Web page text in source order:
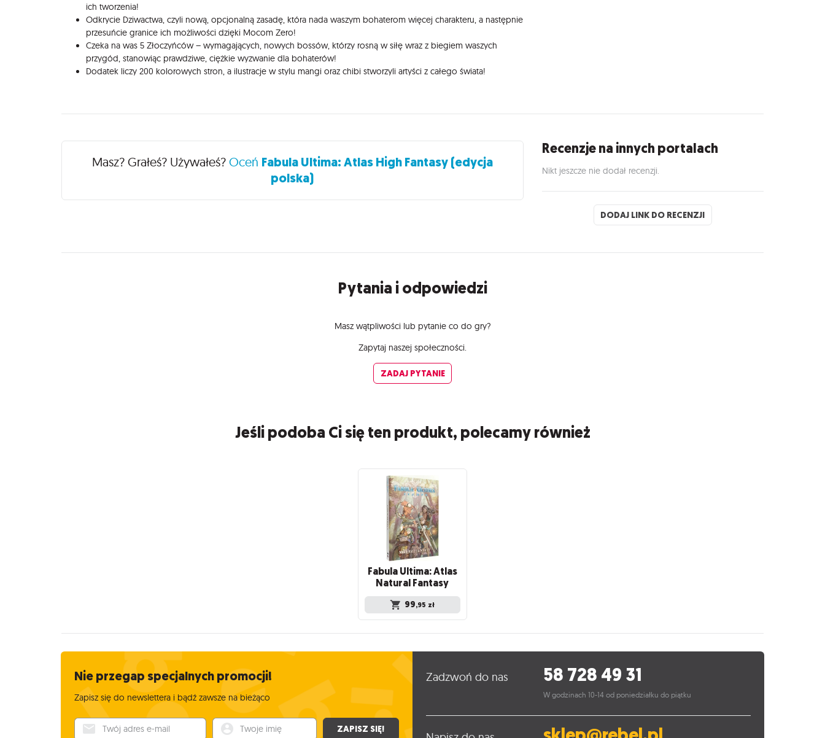
ich tworzenia!
Odkrycie Dziwactwa, czyli nową, opcjonalną zasadę, która nada waszym bohaterom więcej charakteru, a następnie
przesuńcie granice ich możliwości dzięki Mocom Zero!
Czeka na was 5 Złoczyńców – wymagających, nowych bossów, którzy rosną w siłę wraz z biegiem waszych
przygód, stanowiąc prawdziwe, ciężkie wyzwanie dla bohaterów!
Dodatek liczy 200 kolorowych stron, a ilustracje w stylu mangi oraz chibi stworzyli artyści z całego świata!
Recenzje
Masz? Grałeś? Używałeś? Oceń Fabula Ultima: Atlas High Fantasy (edycja
polska)
Recenzje na innych portalach
Nikt jeszcze nie dodał recenzji.
DODAJ LINK DO RECENZJI
Pytania i odpowiedzi
Masz wątpliwości lub pytanie co do gry?
Zapytaj naszej społeczności.
ZADAJ PYTANIE
Jeśli podoba Ci się ten produkt, polecamy również
Fabula Ultima: Atlas
Natural Fantasy
99,95 zł
Nie przegap specjalnych promocji!
Zapisz się do newslettera i bądź zawsze na bieżąco
Twój adres e-mail Twoje imię ZAPISZ SIĘ!
Zadzwoń do nas 58 728 49 31
W godzinach 10-14 od poniedziałku do piątku